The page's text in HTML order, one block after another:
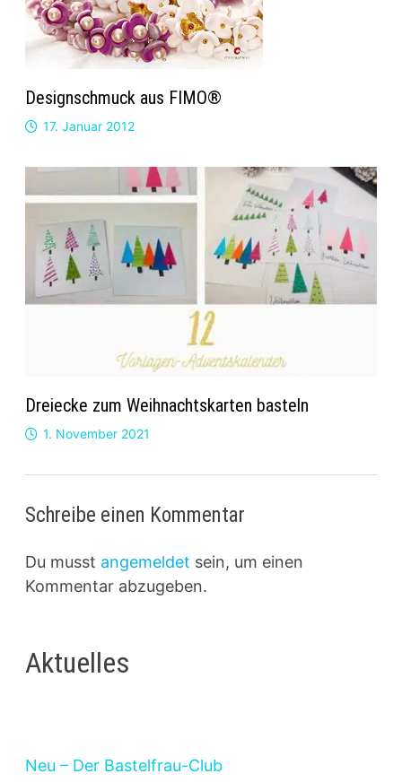
Designschmuck aus FIMO®
17. Januar 2012
Dreiecke zum Weihnachtskarten basteln
1. November 2021
Schreibe einen Kommentar
Du musst angemeldet sein, um einen
Kommentar abzugeben.
Aktuelles
Neu – Der Bastelfrau-Club